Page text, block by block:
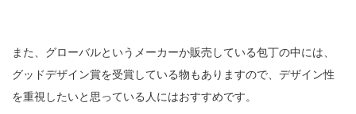
また、グローバルというメーカーか販売している包丁の中には、
グッドデザイン賞を受賞している物もありますので、デザイン性
を重視したいと思っている人にはおすすめです。